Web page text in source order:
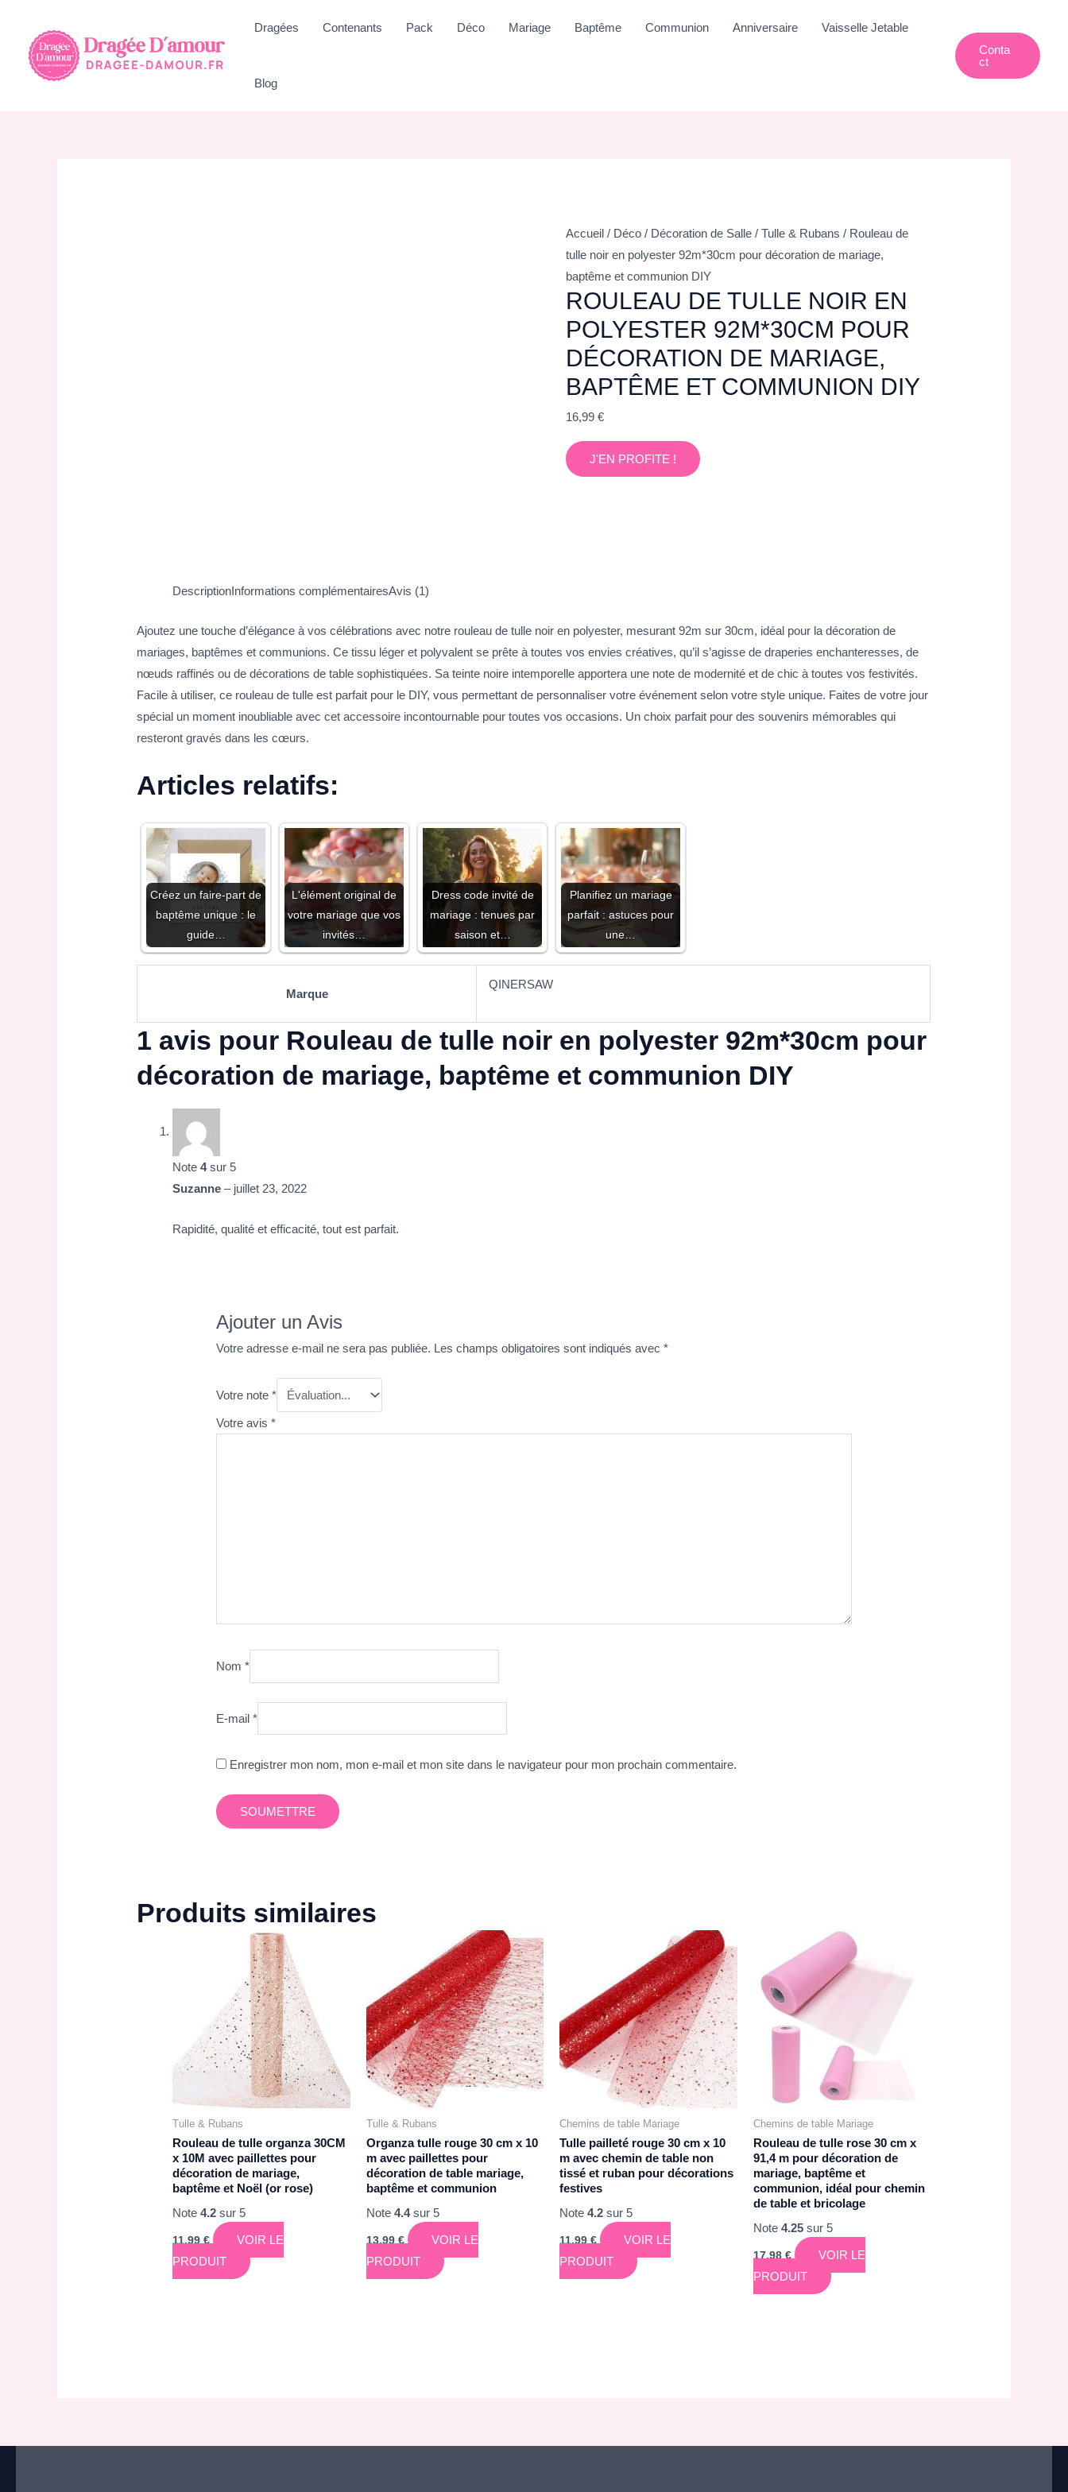
contenu
Dragées Contenants Pack Déco Mariage Baptême Communion Anniversaire Vaisselle Jetable
Blog
Conta
Ct
Accueil / Déco / Décoration de Salle / Tulle & Rubans / Rouleau de
tulle noir en polyester 92m*30cm pour décoration de mariage,
baptême et communion DIY
ROULEAU DE TULLE NOIR EN
POLYESTER 92M*30CM POUR
DÉCORATION DE MARIAGE,
BAPTÊME ET COMMUNION DIY
16,99 €
J'EN PROFITE !
DescriptionInformations complémentairesAvis (1)
Ajoutez une touche d’élégance à vos célébrations avec notre rouleau de tulle noir en polyester, mesurant 92m sur 30cm, idéal pour la décoration de
mariages, baptêmes et communions. Ce tissu léger et polyvalent se prête à toutes vos envies créatives, qu’il s’agisse de draperies enchanteresses, de
nœuds raffinés ou de décorations de table sophistiquées. Sa teinte noire intemporelle apportera une note de modernité et de chic à toutes vos festivités.
Facile à utiliser, ce rouleau de tulle est parfait pour le DIY, vous permettant de personnaliser votre événement selon votre style unique. Faites de votre jour
spécial un moment inoubliable avec cet accessoire incontournable pour toutes vos occasions. Un choix parfait pour des souvenirs mémorables qui
resteront gravés dans les cœurs.
Articles relatifs:
Créez un faire-part de
baptême unique : le
guide…
L'élément original de
votre mariage que vos
invités…
Dress code invité de
mariage : tenues par
saison et…
Planifiez un mariage
parfait : astuces pour
une…
Marque
QINERSAW
1 avis pour Rouleau de tulle noir en polyester 92m*30cm pour
décoration de mariage, baptême et communion DIY
Note4sur 5
Suzanne– juillet 23, 2022
Rapidité, qualité et efficacité, tout est parfait.
Ajouter un Avis
Votre adresse e-mail ne sera pas publiée. Les champs obligatoires sont indiqués avec*
Votre note*
Votre avis*
Nom*
E-mail*
Enregistrer mon nom, mon e-mail et mon site dans le navigateur pour mon prochain commentaire.
Produits similaires
Tulle & Rubans
Rouleau de tulle organza 30CM
x 10M avec paillettes pour
décoration de mariage,
baptême et Noël (or rose)
Note4.2 sur 5
11,99€
VOIR LE
PRODUIT
Tulle & Rubans
Organza tulle rouge 30 cm x 10
m avec paillettes pour
décoration de table mariage,
baptême et communion
Note 4.4sur 5
13,99€
VOIR LE
PRODUIT
Chemins de table Mariage
Tulle pailleté rouge 30 cm x 10
m avec chemin de table non
tissé et ruban pour décorations
festives
Note4.2 sur 5
11,99€
VOIR LE
PRODUIT
Chemins de table Mariage
Rouleau de tulle rose 30 cm x
91,4 m pour décoration de
mariage, baptême et
communion, idéal pour chemin
de table et bricolage
Note4.25 sur 5
17,98€
VOIR LE
PRODUIT